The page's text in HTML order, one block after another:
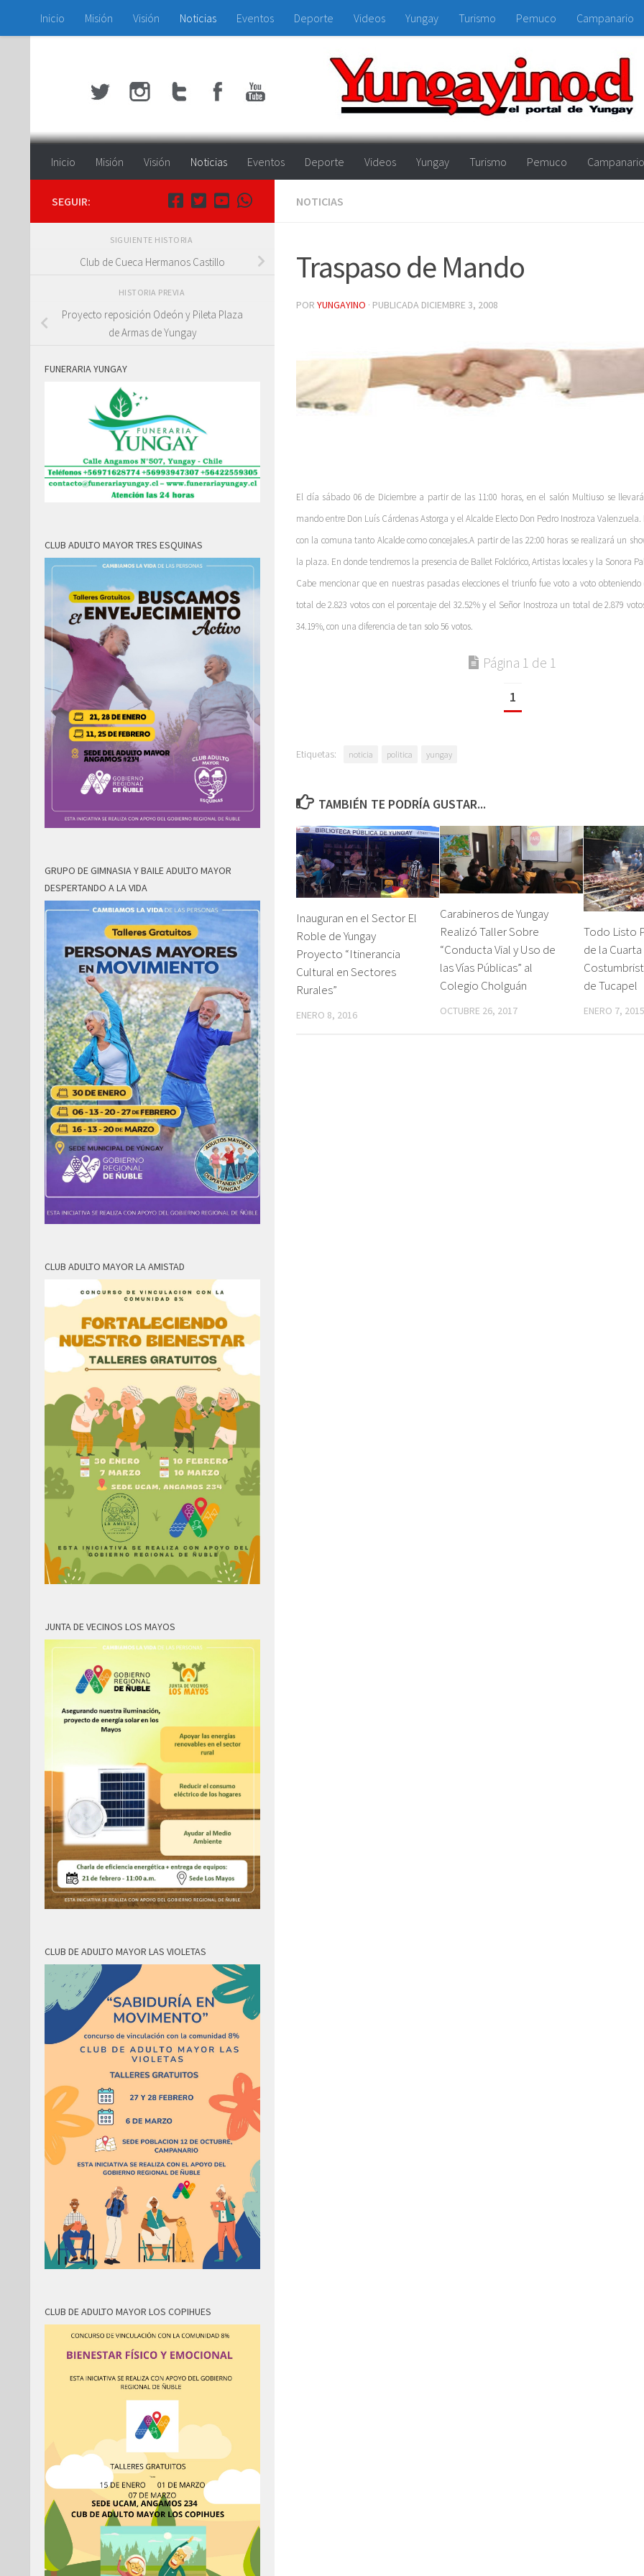
Saltar al contenido
Inicio Misión Visión Noticias Eventos Deporte Videos Yungay Turismo Pemuco Campanario
Inicio Misión Visión Noticias Eventos Deporte Videos Yungay Turismo Pemuco Campanario
NOTICIAS
Traspaso de Mando
POR YUNGAYINO · PUBLICADA DICIEMBRE 3, 2008
El día sábado 06 de Diciembre a partir de las 11:00 horas, en el salón Multiuso se
mando entre Don Luís Cárdenas Astorga y el Alcalde Electo Don Pedro Inostroza
con la comuna tanto Alcalde como concejales.A partir de las 22:00 horas se realizará un
la plaza. En donde tendremos la presencia de Ballet Folclórico, Artistas locales y la Sonora
Cabe mencionar que en nuestras pasadas elecciones el triunfo fue voto a voto
total de 2.823 votos con el porcentaje del 32.52% y el Señor Inostroza un total de 2.879
34.19%, con una diferencia de tan solo 56 votos.
Página 1 de 1
1
Etiquetas: noticia politica yungay
TAMBIÉN TE PODRÍA GUSTAR...
Inauguran en el Sector El
Roble de Yungay
Proyecto “Itinerancia
Cultural en Sectores
Rurales”
ENERO 8, 2016
Carabineros de Yungay
Realizó Taller Sobre
“Conducta Vial y Uso de
las Vías Públicas” al
Colegio Cholguán
OCTUBRE 26, 2017
Todo Listo
de la
de Tucapel
ENERO 7, 2015
SEGUIR:
SIGUIENTE HISTORIA
Club de Cueca Hermanos Castillo
HISTORIA PREVIA
Proyecto reposición Odeón y Pileta Plaza
de Armas de Yungay
FUNERARIA YUNGAY
CLUB ADULTO MAYOR TRES ESQUINAS
GRUPO DE GIMNASIA Y BAILE ADULTO MAYOR
DESPERTANDO A LA VIDA
CLUB ADULTO MAYOR LA AMISTAD
JUNTA DE VECINOS LOS MAYOS
CLUB DE ADULTO MAYOR LAS VIOLETAS
CLUB DE ADULTO MAYOR LOS COPIHUES